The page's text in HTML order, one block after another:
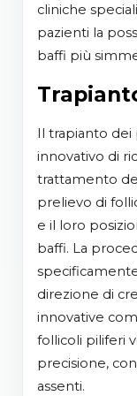
cliniche
pazienti la
baffi più
Il trapianto dei peli dei baffi è un metodo
innovativo di
trattamento
prelievo di
e il loro
baffi. La
direzione di
innovative
follicoli piliferi
precisione,
assenti.